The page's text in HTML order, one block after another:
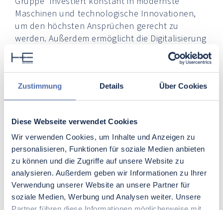
Zustimmung Details Über Cookies
Diese Webseite verwendet Cookies
Wir verwenden Cookies, um Inhalte und Anzeigen zu
personalisieren, Funktionen für soziale Medien anbieten
zu können und die Zugriffe auf unsere Website zu
analysieren. Außerdem geben wir Informationen zu Ihrer
Verwendung unserer Website an unsere Partner für
soziale Medien, Werbung und Analysen weiter. Unsere
Maschinen und technologische Innovationen,
um den höchsten Ansprüchen gerecht zu
werden. Außerdem ermöglicht die Digitalisierung
der Herstellungsprozesse eine flexiblere und
schnellere Reaktion auf Marktveränderungen.
DieAutomationin den Werkstätten hat
signifikante Vorteile gebracht. Sie verbessert die
Konsistenz und reduzierte Fehlerquoten, was
technologischen Fortschritte sind die
Anforderungen anWerkzeugmacher für
Automobilkomponentenrasant gewachsen.
Daher ist der kontinuierliche Einsatz moderner
Technologien entscheidend für den Erfolg in
dieser Branche. So kann die „H+E Gruppe“ ihren
Kunden stets ein Höchstmaß an Präzision und